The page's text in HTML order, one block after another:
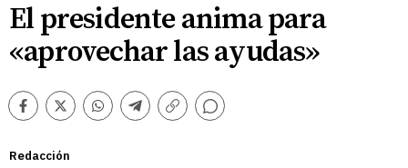
El presidente anima para
«aprovechar las ayudas»
Facebook
TwitterWhatsappTelegram
Copiar
Comentarios
Redacción